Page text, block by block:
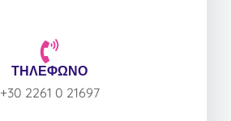
ΤΗΛΕΦΩΝΟ
+30 2261 0 21697